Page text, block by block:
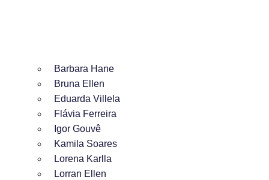
Barbara Hane
Bruna Ellen
Eduarda Villela
Flávia Ferreira
Igor Gouvê
Kamila Soares
Lorena Karlla
Lorran Ellen